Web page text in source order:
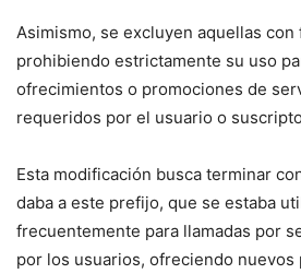
Asimismo, se excluyen aquellas
prohibiendo estrictamente su uso
ofrecimientos o promociones de
requeridos por el usuario o
Esta modificación busca terminar
daba a este prefijo, que se estaba
frecuentemente para llamadas por
por los usuarios, ofreciendo nuevos